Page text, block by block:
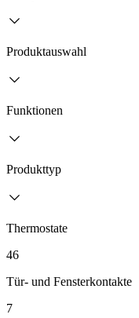
Produktauswahl
Funktionen
Produkttyp
Thermostate
46
Tür- und Fensterkontakte
7